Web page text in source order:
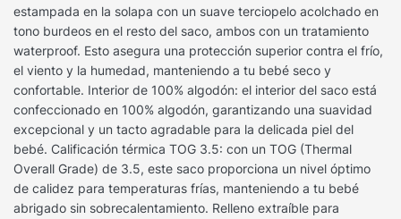
estampada en la solapa con un suave terciopelo acolchado en
tono burdeos en el resto del saco, ambos con un tratamiento
waterproof. Esto asegura una protección superior contra el frío,
el viento y la humedad, manteniendo a tu bebé seco y
confortable. Interior de 100% algodón: el interior del saco está
confeccionado en 100% algodón, garantizando una suavidad
excepcional y un tacto agradable para la delicada piel del
bebé. Calificación térmica TOG 3.5: con un TOG (Thermal
Overall Grade) de 3.5, este saco proporciona un nivel óptimo
de calidez para temperaturas frías, manteniendo a tu bebé
abrigado sin sobrecalentamiento. Relleno extraíble para